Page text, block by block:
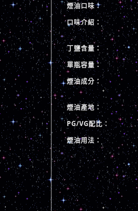
煙油口味：
口味介紹：
丁鹽含量：
單瓶容量：
煙油成分：
煙油產地：
PG/VG配比：
煙油用法：